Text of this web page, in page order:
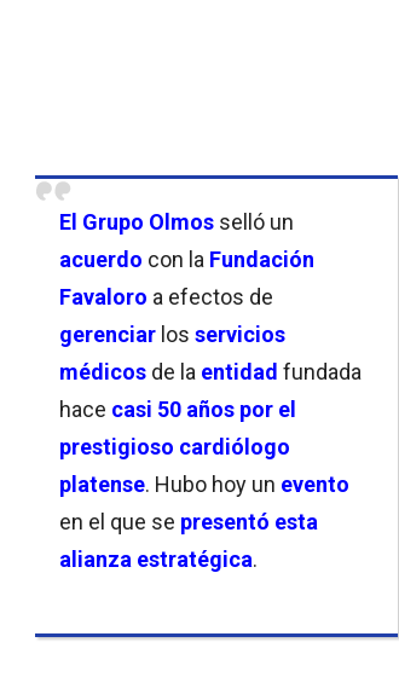
El Grupo Olmos selló un
acuerdo con la Fundación
Favaloro a efectos de
gerenciar los servicios
médicos de la entidad fundada
hace casi 50 años por el
prestigioso cardiólogo
platense. Hubo hoy un evento
en el que se presentó esta
alianza estratégica.